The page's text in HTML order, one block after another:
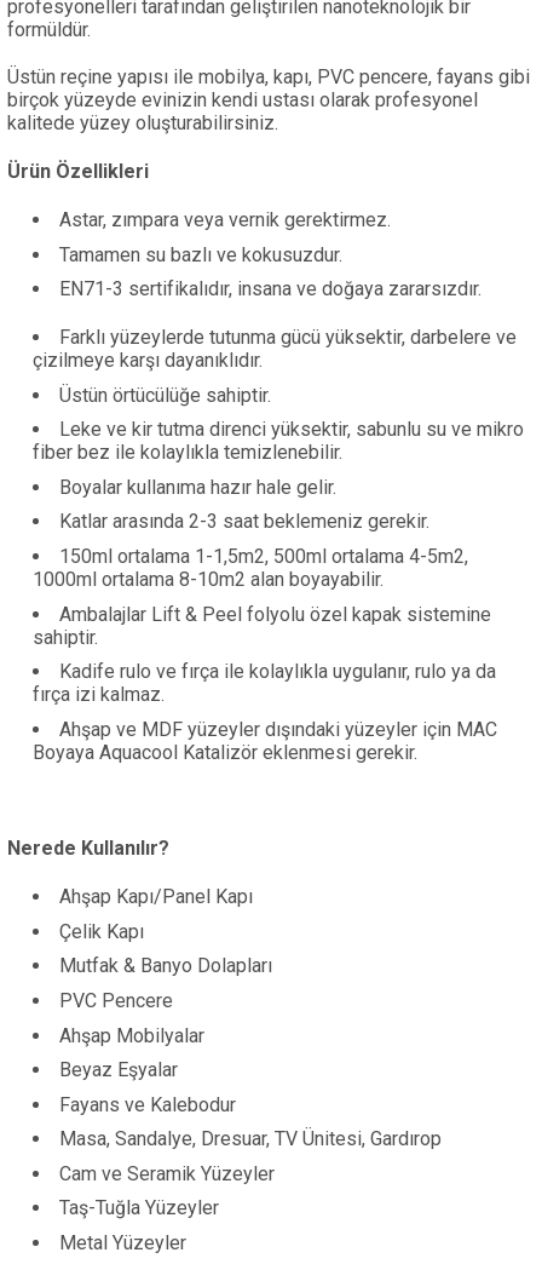
profesyonelleri tarafından geliştirilen nanoteknolojik bir
formüldür.
Üstün reçine yapısı ile mobilya, kapı, PVC pencere, fayans gibi
birçok yüzeyde evinizin kendi ustası olarak profesyonel
kalitede yüzey oluşturabilirsiniz.
Ürün Özellikleri
Astar, zımpara veya vernik gerektirmez.
Tamamen su bazlı ve kokusuzdur.
EN71-3 sertifikalıdır, insana ve doğaya zararsızdır.
Farklı yüzeylerde tutunma gücü yüksektir, darbelere ve
çizilmeye karşı dayanıklıdır.
Üstün örtücülüğe sahiptir.
Leke ve kir tutma direnci yüksektir, sabunlu su ve mikro
fiber bez ile kolaylıkla temizlenebilir.
Boyalar kullanıma hazır hale gelir.
Katlar arasında 2-3 saat beklemeniz gerekir.
150ml ortalama 1-1,5m2, 500ml ortalama 4-5m2,
1000ml ortalama 8-10m2 alan boyayabilir.
Ambalajlar Lift & Peel folyolu özel kapak sistemine
sahiptir.
Kadife rulo ve fırça ile kolaylıkla uygulanır, rulo ya da
fırça izi kalmaz.
Ahşap ve MDF yüzeyler dışındaki yüzeyler için MAC
Boyaya Aquacool Katalizör eklenmesi gerekir.
Nerede Kullanılır?
Ahşap Kapı/Panel Kapı
Çelik Kapı
Mutfak & Banyo Dolapları
PVC Pencere
Ahşap Mobilyalar
Beyaz Eşyalar
Fayans ve Kalebodur
Masa, Sandalye, Dresuar, TV Ünitesi, Gardırop
Cam ve Seramik Yüzeyler
Taş-Tuğla Yüzeyler
Metal Yüzeyler